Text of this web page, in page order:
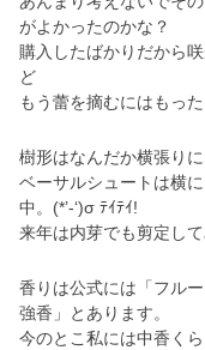
がよかったのかな？
購入したばかりだから
ど
もう蕾を摘むにはもった
樹形はなんだか横張り
ベーサルシュートは横
中。(*’-‘)σ ﾃｲﾃｲ!
来年は内芽でも剪定し
香りは公式には「フル
強香」とあります。
今のとこ私には中香く